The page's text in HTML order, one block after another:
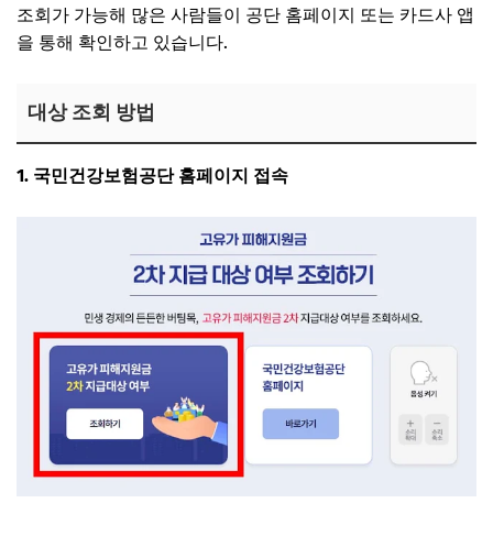
조회가 가능해 많은 사람들이 공단 홈페이지 또는 카드사 앱
을 통해 확인하고 있습니다.
대상 조회 방법
1. 국민건강보험공단 홈페이지 접속